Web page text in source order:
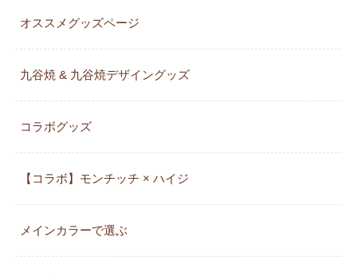
オススメグッズページ
九谷焼 & 九谷焼デザイングッズ
コラボグッズ
【コラボ】モンチッチ × ハイジ
メインカラーで選ぶ